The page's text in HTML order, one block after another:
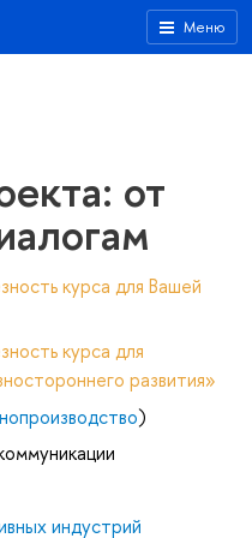
Меню
от
курса для Вашей
курса для
развития»
)
индустрий